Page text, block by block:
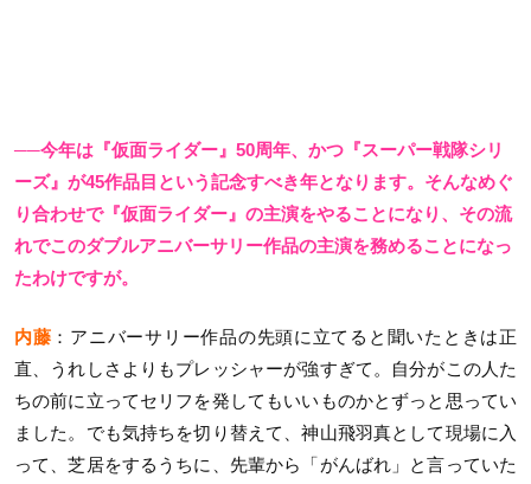
──今年は『仮面ライダー』50周年、かつ『スーパー戦隊シリ
ーズ』が45作品目という記念すべき年となります。そんなめぐ
り合わせで『仮面ライダー』の主演をやることになり、その流
れでこのダブルアニバーサリー作品の主演を務めることになっ
たわけですが。
内藤 ：アニバーサリー作品の先頭に立てると聞いたときは正
直、うれしさよりもプレッシャーが強すぎて。自分がこの人た
ちの前に立ってセリフを発してもいいものかとずっと思ってい
ました。でも気持ちを切り替えて、神山飛羽真として現場に入
って、芝居をするうちに、先輩から「がんばれ」と言っていた